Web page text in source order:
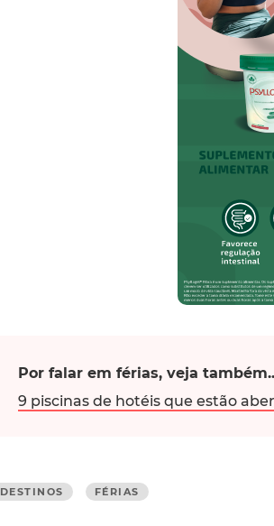
Por falar em férias, veja
9 piscinas de hotéis que estão
DESTINOS FÉRIAS